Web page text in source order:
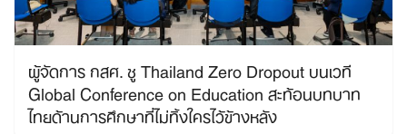
ผู้จัดการ กสศ. ชู Thailand Zero Dropout บนเวที
Global Conference on Education สะท้อนบทบาท
ไทยด้านการศึกษาที่ไม่ทิ้งใครไว้ข้างหลัง